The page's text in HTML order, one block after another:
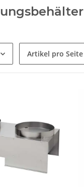
Artikel pro Seite